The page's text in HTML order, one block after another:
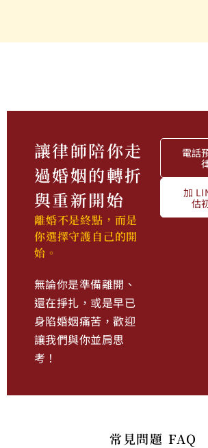
讓律師陪你走
過婚姻的轉折
與重新開始
離婚不是終點，而是
你選擇守護自己的開
始。
無論你是準備離開、
還在掙扎，或是早已
身陷婚姻痛苦，歡迎
讓我們與你並肩思
考！
電話
加
估
常見問題 FAQ